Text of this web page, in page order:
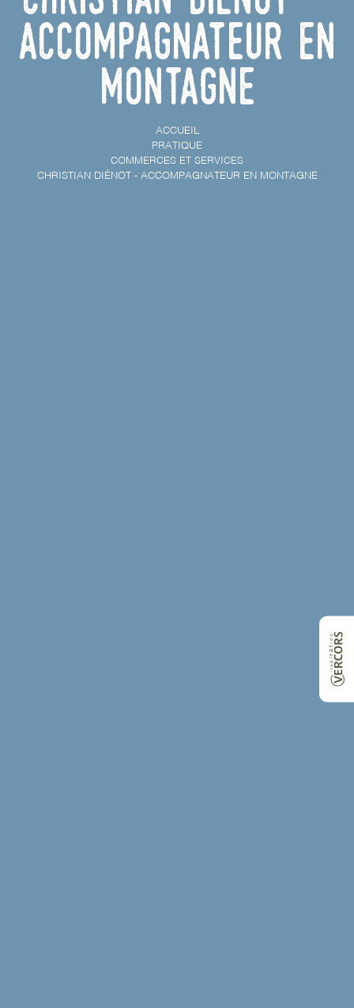
accompagnateur en
montagne
ACCUEIL
PRATIQUE
COMMERCES ET SERVICES
CHRISTIAN DIÉNOT - ACCOMPAGNATEUR EN MONTAGNE